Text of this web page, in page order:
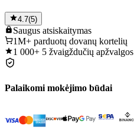
4.7(5)
Saugus atsiskaitymas
1M+ parduotų dovanų kortelių
1 000+ 5 žvaigždučių apžvalgos
Palaikomi mokėjimo būdai